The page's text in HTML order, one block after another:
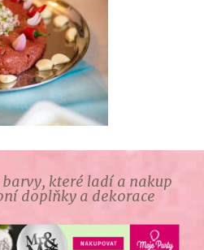
barvy, které ladí a nakup
doplňky a dekorace